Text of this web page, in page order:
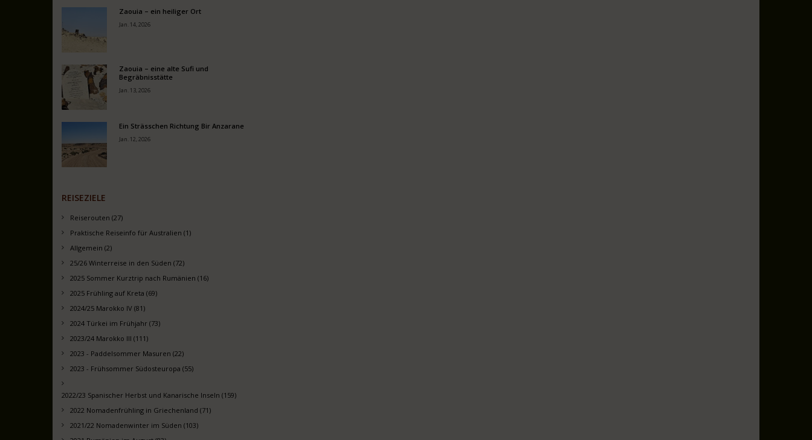
Zaouia – ein heiliger Ort
Jan. 14, 2026
Zaouia – eine alte Sufi und
Begräbnisstätte
Jan. 13, 2026
Ein Strässchen Richtung Bir Anzarane
Jan. 12, 2026
REISEZIELE
Reiserouten (27)
Praktische Reiseinfo für Australien (1)
Allgemein (2)
25/26 Winterreise in den Süden (72)
2025 Sommer Kurztrip nach Rumänien (16)
2025 Frühling auf Kreta (69)
2024/25 Marokko IV (81)
2024 Türkei im Frühjahr (73)
2023/24 Marokko III (111)
2023 - Paddelsommer Masuren (22)
2023 - Frühsommer Südosteuropa (55)
2022/23 Spanischer Herbst und Kanarische Inseln (159)
2022 Nomadenfrühling in Griechenland (71)
2021/22 Nomadenwinter im Süden (103)